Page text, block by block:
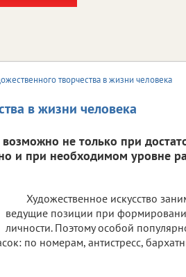
творчества в жизни человека
в жизни человека
возможно не только при
и при необходимом уровне
Художественное искусство
ведущие позиции при
личности. Поэтому особой
по номерам, антистресс,